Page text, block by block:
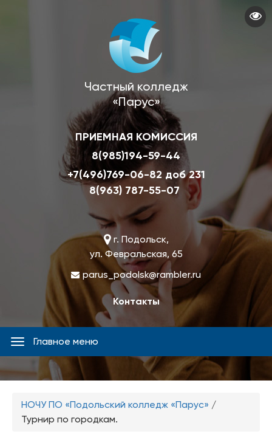
Частный колледж
«Парус»
ПРИЕМНАЯ КОМИССИЯ
8(985)194-59-44
+7(496)769-06-82 доб 231
8(963) 787-55-07
г. Подольск,
ул. Февральская, 65
parus_podolsk@rambler.ru
Контакты
Главное
меню
Главное меню
Вы
здесь
НОЧУ ПО «Подольский колледж «Парус» /
Турнир по городкам.